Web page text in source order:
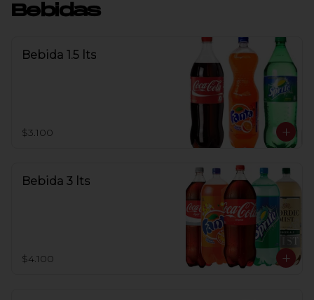
Bebidas
Bebida 1.5 lts
$3.100
Bebida 3 lts
$4.100